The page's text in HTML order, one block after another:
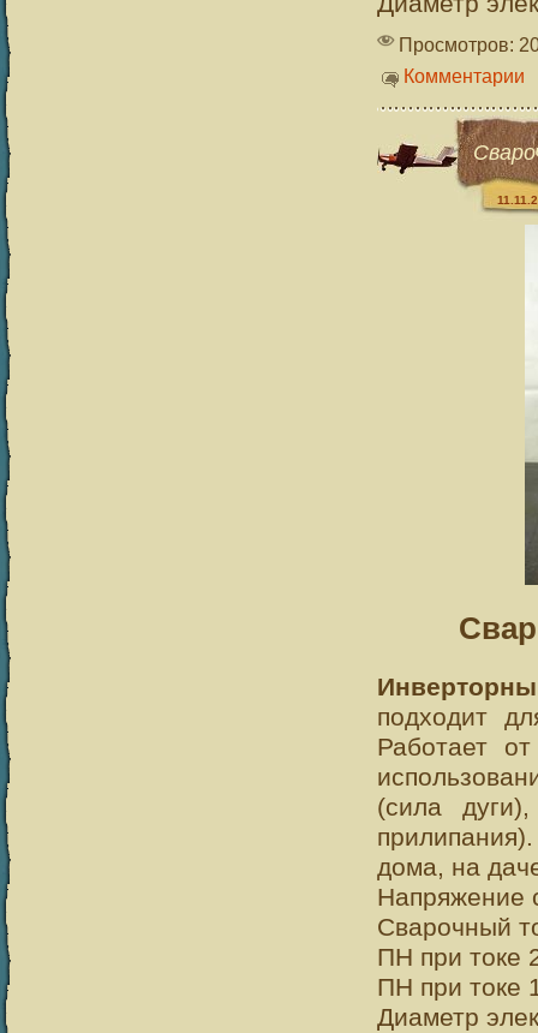
Просмотров:
Комментарии
подходит
Работает
(сила
дома, на
Напряжение
Сварочный
ПН при токе
ПН при токе
Диаметр